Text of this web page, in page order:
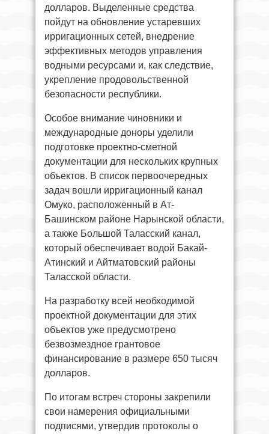
долларов. Выделенные средства
пойдут на обновление устаревших
ирригационных сетей, внедрение
эффективных методов управления
водными ресурсами и, как следствие,
укрепление продовольственной
безопасности республики.
Особое внимание чиновники и
международные доноры уделили
подготовке проектно-сметной
документации для нескольких крупных
объектов. В список первоочередных
задач вошли ирригационный канал
Омуко, расположенный в Ат-
Башинском районе Нарынской области,
а также Большой Таласский канал,
который обеспечивает водой Бакай-
Атинский и Айтматовский районы
Таласской области.
На разработку всей необходимой
проектной документации для этих
объектов уже предусмотрено
безвозмездное грантовое
финансирование в размере 650 тысяч
долларов.
По итогам встреч стороны закрепили
свои намерения официальными
подписями, утвердив протоколы о